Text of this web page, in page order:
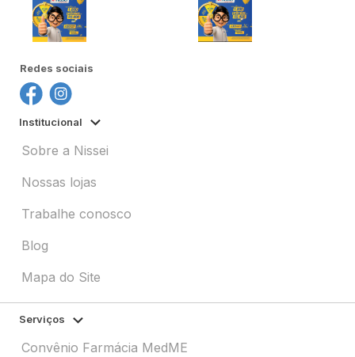
Redes sociais
Institucional
Sobre a Nissei
Nossas lojas
Trabalhe conosco
Blog
Mapa do Site
Serviços
Convênio Farmácia MedME